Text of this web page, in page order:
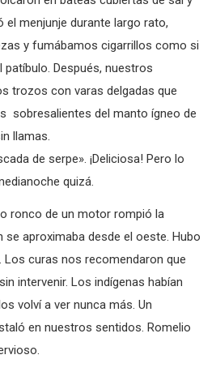
menjunje durante largo rato,
y fumábamos cigarrillos como si
Después, nuestros
trozos con varas delgadas que
sobresalientes del manto ígneo de
llamas.
de serpe». ¡Deliciosa! Pero lo
quizá.
ronco de un motor rompió la
se aproximaba desde el oeste. Hubo
curas nos recomendaron que
intervenir. Los indígenas habían
volví a ver nunca más. Un
en nuestros sentidos. Romelio